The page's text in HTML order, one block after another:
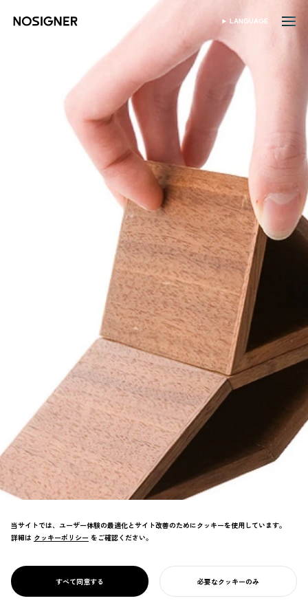
ホーム SELECT LANGUAGE
LANGUAGE
PROJECT
MAG CONTAINER
るステーショナリー。シンプルな構造と洗練
された造形で、机上を美しく整える。
当サイトでは、ユーザー体験の最適化とサイト改善のためにクッキーを使用しています。
詳細は クッキーポリシー
クッキーポリシー をご確認ください。
すべて同意する 必要なクッキーのみ